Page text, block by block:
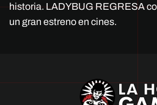
historia. LADYBUG REGRESA
un gran estreno en cines.